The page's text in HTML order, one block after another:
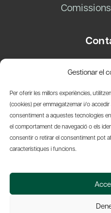
Gestionar el
Per oferir les millors experiències,
(cookies) per emmagatzemar i/o
consentiment a aquestes tecnologies
el comportament de navegació o els
consentir o retirar el consentiment pot
característiques i funcions.
08003
Suscripció
© 2026 Societat Econòmica
Web by